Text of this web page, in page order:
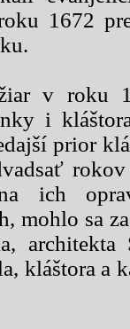
1672
v roku
i
prior
ich
mohlo sa
architekta
kláštora a